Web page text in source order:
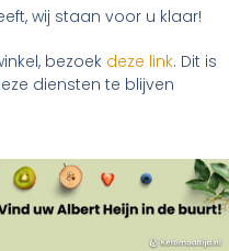
wij staan voor u klaar!
bezoek deze link. Dit is
diensten te blijven